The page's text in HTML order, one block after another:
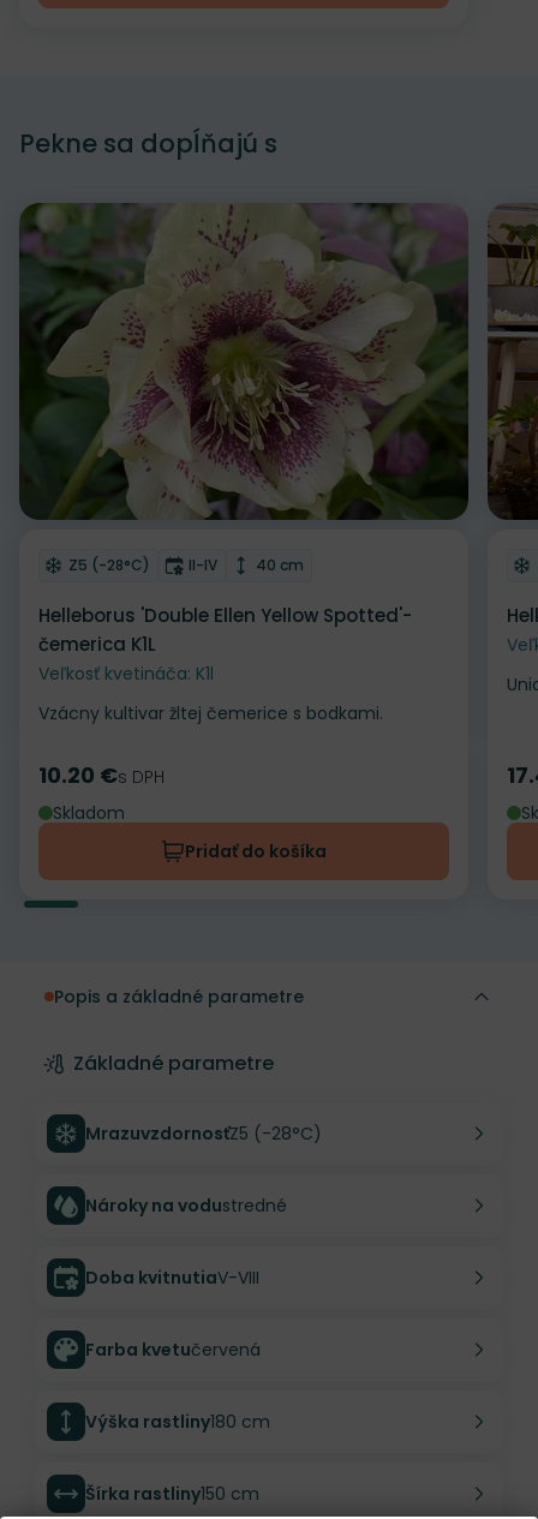
Pekne sa dopĺňajú s
Odober do zoznamu želaní
Mrazuvzdornosť
Z5 (-28°C) Doba kvitnutia
II-IV Výška rastliny
40 cm
Helleborus 'Double Ellen Yellow Spotted'-
čemerica K1L
Veľkosť kvetináča: K1l
Vzácny kultivar žltej čemerice s bodkami.
Cena
10.20 €s DPH
Skladom
Pridať do košíka
Popis a základné parametre
Základné parametre
MrazuvzdornosťZ5 (-28°C)
Nároky na vodustredné
Doba kvitnutiaV-VIII
Farba kvetučervená
Výška rastliny180 cm
Šírka rastliny150 cm